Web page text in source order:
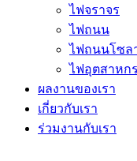
ไฟจราจร
ไฟถนน
ไฟถนนโซล
ไฟอุตสาหก
ผลงานของเรา
เกี่ยวกับเรา
ร่วมงานกับเรา